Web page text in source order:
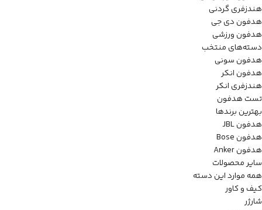
هندزفری گردنی
هدفون دی جی
هدفون ورزشی
دسته‌های منتخب
هدفون سونی
هدفون انکر
هندزفری انکر
تست هدفون
بهترین برندها
هدفون JBL
هدفون Bose
هدفون Anker
سایر محصولات
همه موارد این دسته
کیف و کاور
شارژر